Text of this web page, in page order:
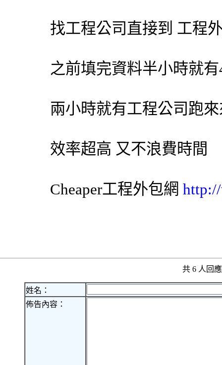
找工程公司直接到 工程
之前填完資料半小時就
兩小時就有工程公司跑
效率超高 又不浪費時間
Cheaper工程外包網
共 6 人回
姓名：
佈告內容：